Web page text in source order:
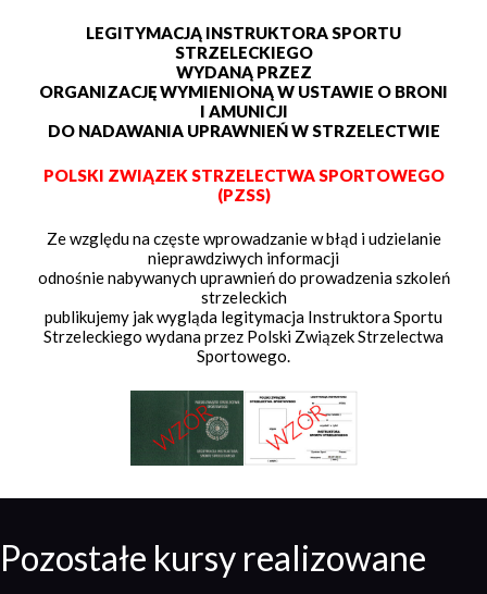
LEGITYMACJĄ INSTRUKTORA SPORTU
STRZELECKIEGO
WYDANĄ PRZEZ
ORGANIZACJĘ WYMIENIONĄ W USTAWIE O BRONI
I AMUNICJI
DO NADAWANIA UPRAWNIEŃ W STRZELECTWIE
POLSKI ZWIĄZEK STRZELECTWA SPORTOWEGO
(PZSS)
Ze względu na częste wprowadzanie w błąd i udzielanie
nieprawdziwych informacji
odnośnie nabywanych uprawnień do prowadzenia szkoleń
strzeleckich
publikujemy jak wygląda legitymacja Instruktora Sportu
Strzeleckiego wydana przez Polski Związek Strzelectwa
Sportowego.
Pozostałe kursy realizowane